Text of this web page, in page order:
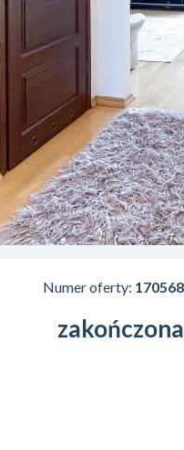
Numer oferty: 170568
zakończona